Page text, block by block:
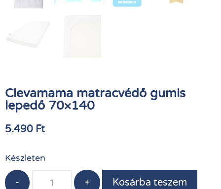
Clevamama matracvédő gumis
lepedő 70×140
5.490 Ft
Készleten
- + Kosárba teszem